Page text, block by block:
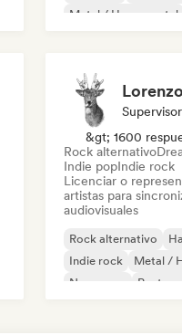
Metal / Heavy metal
&gt; 1600
Rock alternativo
Indie popIndie rock
Licenciar o
artistas para
audiovisuales
Rock alternativo
Indie rock
Metal /
New wave
Post